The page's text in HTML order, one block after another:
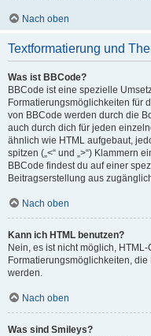
Nach oben
Textformatierung und
Was ist BBCode?
BBCode ist eine spezielle
Formatierungsmöglichkeiten für
von BBCode werden durch die
auch durch dich für jeden
ähnlich wie HTML aufgebaut,
spitzen („<“ und „>“) Klammern
BBCode findest du auf einer
Beitragserstellung aus
Nach oben
Kann ich HTML benutzen?
Nein, es ist nicht möglich,
Formatierungsmöglichkeiten,
werden.
Nach oben
Was sind Smileys?